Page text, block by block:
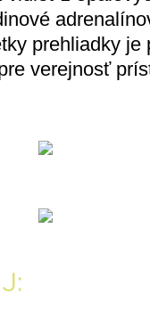
prehliadky je
verejnosť